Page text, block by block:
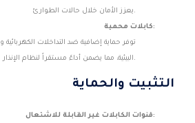
يعزز الأمان خلال حالات الطوارئ.
كابلات محمية:
توفر حماية إضافية ضد التداخلات الكهربائية
البيئية، مما يضمن أداءً مستقراً لنظام الإنذار.
التثبيت والحماية
قنوات الكابلات غير القابلة للاشتعال: